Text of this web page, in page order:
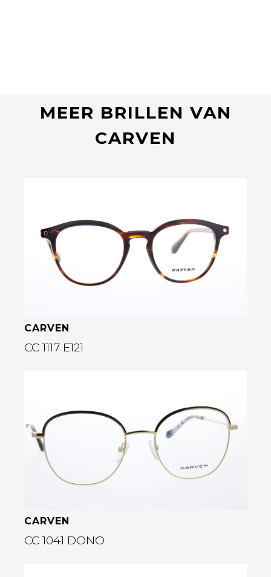
MEER BRILLEN VAN
CARVEN
CARVEN
CC 1117 E121
CARVEN
CC 1041 DONO